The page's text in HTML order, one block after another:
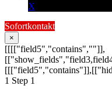
X
Sofortkontakt
×
[[[["field5","contains",""]],
1 Step 1